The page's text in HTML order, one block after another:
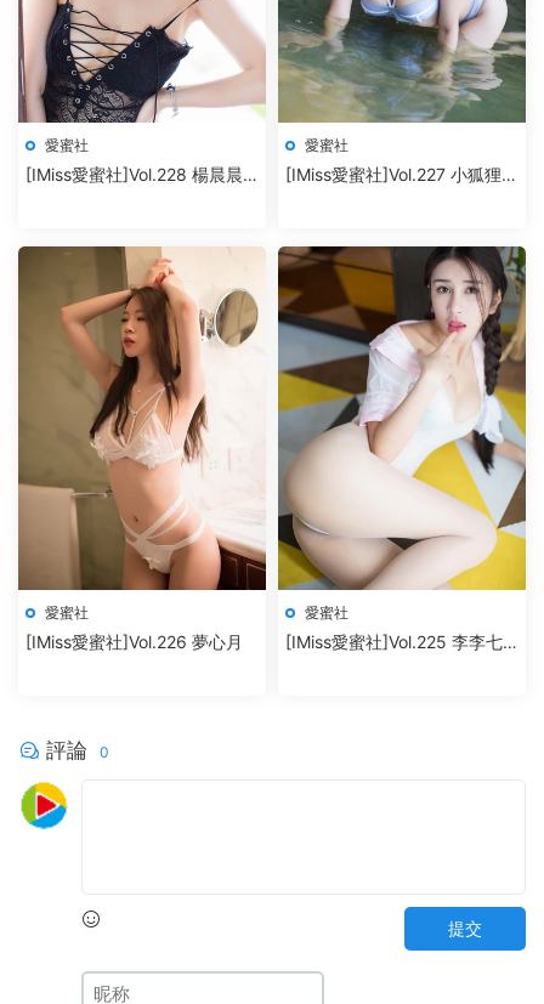
愛蜜社
[IMiss愛蜜社]Vol.228 楊晨晨
愛蜜社
[IMiss愛蜜社]Vol.227 小狐狸
愛蜜社
[IMiss愛蜜社]Vol.226 夢心月
愛蜜社
[IMiss愛蜜社]Vol.225 李李七
評論 0
提交